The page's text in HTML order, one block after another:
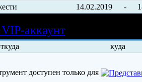
14.02.2019 -
Условия
куда
доступен только для